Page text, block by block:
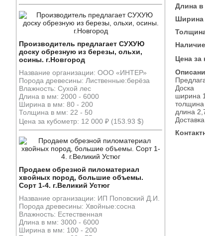
Производитель предлагает СУХУЮ
доску обрезную из березы, ольхи,
осины. г.Новгород
Название организации: ООО «ИНТЕР»
Порода древесины: Лиственные:берёза
Влажность: Сухой лес
Длина в мм: 2000 - 6000
Ширина в мм: 80 - 200
Толщина в мм: 22 - 50
Цена за кубометр: 12 000 ₽ (153.93 $)
Продаем обрезной пиломатериал
хвойных пород, большие объемы.
Сорт 1-4. г.Великий Устюг
Название организации: ИП Поповский Д.И.
Порода древесины: Хвойные:сосна
Влажность: Естественная
Длина в мм: 3000 - 6000
Ширина в мм: 100 - 200
Длина
Ширина
Наличие
Цена за
Доска
ширина
длина